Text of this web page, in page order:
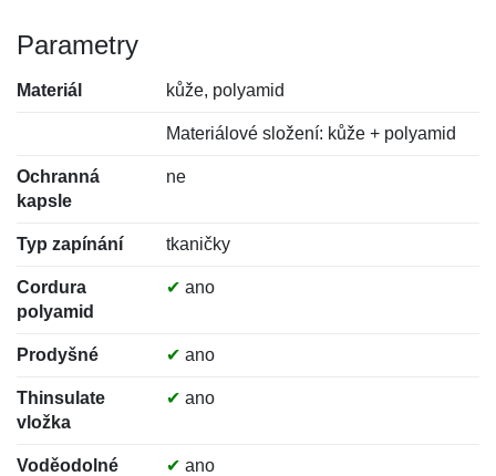
Parametry
Materiál kůže, polyamid
Materiálové složení: kůže + polyamid
Ochranná
kapsle
ne
Typ zapínání tkaničky
Cordura
polyamid
✔ ano
Prodyšné ✔ ano
Thinsulate
vložka
✔ ano
Voděodolné ✔ ano